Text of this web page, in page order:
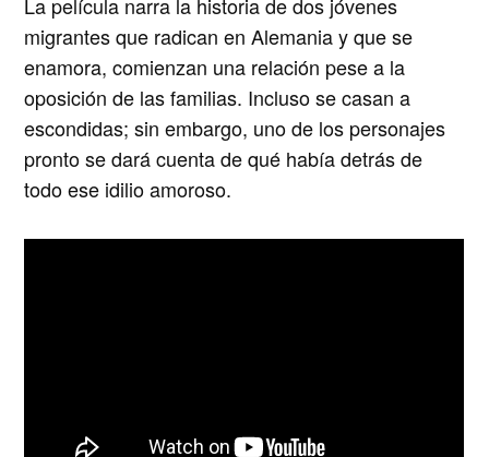
migrantes que radican en Alemania y que se
enamora, comienzan una relación pese a la
oposición de las familias. Incluso se casan a
escondidas; sin embargo, uno de los personajes
pronto se dará cuenta de qué había detrás de
todo ese idilio amoroso.